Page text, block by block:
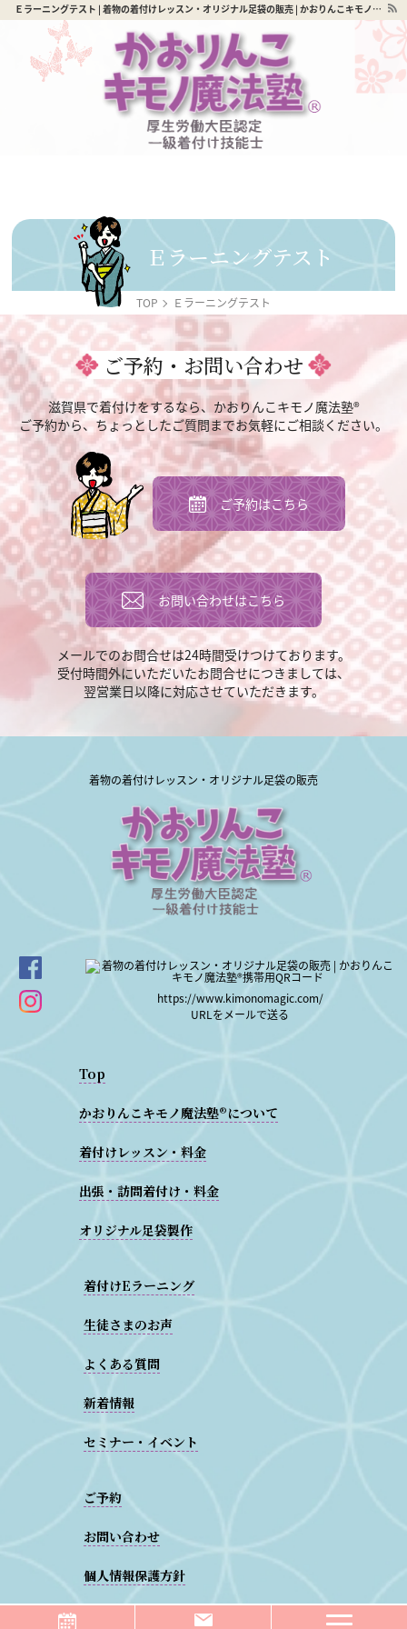
Ｅラーニングテスト | 着物の着付けレッスン・オリジナル足袋の販売 | かおりんこキモノ魔法塾®
Ｅラーニングテスト
TOP Ｅラーニングテスト
ご予約・お問い合わせ
滋賀県で着付けをするなら、かおりんこキモノ魔法塾®
ご予約から、ちょっとしたご質問までお気軽にご相談ください。
ご予約はこちら
お問い合わせはこちら
メールでのお問合せは24時間受けつけております。
受付時間外にいただいたお問合せにつきましては、
翌営業日以降に対応させていただきます。
Top
かおりんこキモノ魔法塾®について
着付けレッスン・料金
出張・訪問着付け・料金
オリジナル足袋製作
着付けEラーニング
生徒さまのお声
よくある質問
新着情報
セミナー・イベント
ご予約
お問い合わせ
個人情報保護方針
着物の着付けレッスン・オリジナル足袋の販売
https://www.kimonomagic.com/
URLをメールで送る